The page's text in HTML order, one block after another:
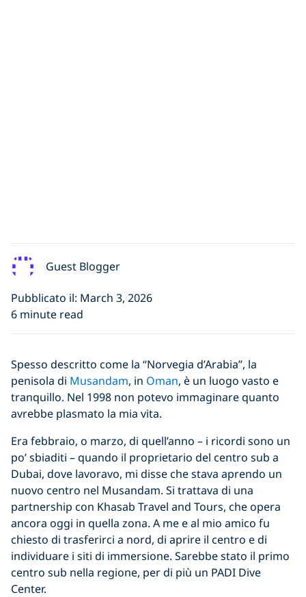
Guest Blogger
Pubblicato il: March 3, 2026
6 minute read
Spesso descritto come la “Norvegia d’Arabia”, la
penisola di Musandam, in Oman, è un luogo vasto e
tranquillo. Nel 1998 non potevo immaginare quanto
avrebbe plasmato la mia vita.
Era febbraio, o marzo, di quell’anno – i ricordi sono un
po’ sbiaditi – quando il proprietario del centro sub a
Dubai, dove lavoravo, mi disse che stava aprendo un
nuovo centro nel Musandam. Si trattava di una
partnership con Khasab Travel and Tours, che opera
ancora oggi in quella zona. A me e al mio amico fu
chiesto di trasferirci a nord, di aprire il centro e di
individuare i siti di immersione. Sarebbe stato il primo
centro sub nella regione, per di più un PADI Dive
Center.